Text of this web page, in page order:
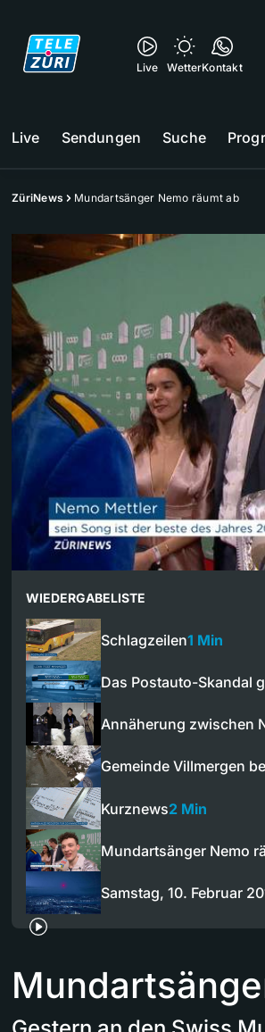
Live WetterKontakt
Live Sendungen Suche
ZüriNews Mundartsänger Nemo räumt ab
WIEDERGABELISTE
Schlagzeilen1 Min
Das Postauto-Skandal
Annäherung zwischen
Gemeinde Villmergen
Kurznews2 Min
Mundartsänger Nemo
Samstag, 10. Februar